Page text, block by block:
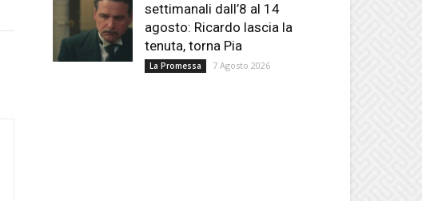
settimanali dall’8 al 14
agosto: Ricardo lascia la
tenuta, torna Pia
La Promessa 7 Agosto 2026